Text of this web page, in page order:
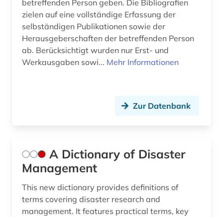
berufliche arbeit (1)
berufliche fragen der sozialarbeit (1)
berufsausbildung (1)
betrieb (1)
betriebswirtschaftslehre (2)
betreffenden Person geben. Die Bibliografien
zielen auf eine vollständige Erfassung der
selbständigen Publikationen sowie der
Herausgeberschaften der betreffenden Person
ab. Berücksichtigt wurden nur Erst- und
Werkausgaben sowi... Mehr Informationen
Zur Datenbank
A Dictionary of Disaster
Management
This new dictionary provides definitions of
terms covering disaster research and
management. It features practical terms, key